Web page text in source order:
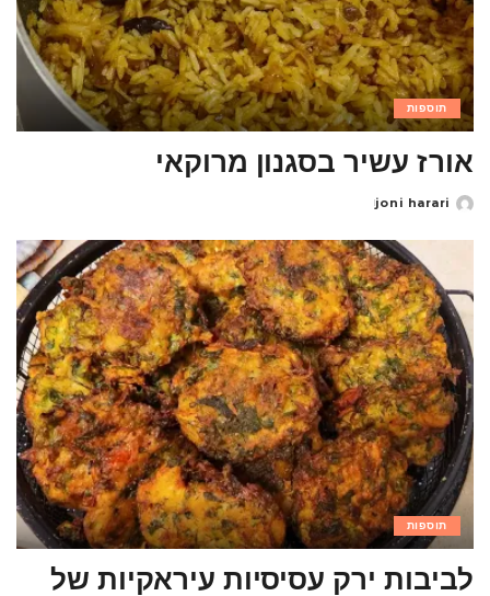
תוספות
אורז עשיר בסגנון מרוקאי
Posted
joni harari
תוספות
לביבות ירק עסיסיות עיראקיות של